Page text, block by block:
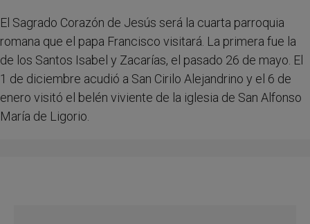
El Sagrado Corazón de Jesús será la cuarta parroquia
romana que el papa Francisco visitará. La primera fue la
de los Santos Isabel y Zacarías, el pasado 26 de mayo. El
1 de diciembre acudió a San Cirilo Alejandrino y el 6 de
enero visitó el belén viviente de la iglesia de San Alfonso
María de Ligorio.